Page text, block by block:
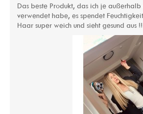
Das beste Produkt, das ich je außerhalb
verwendet habe, es spendet
Haar super weich und sieht gesund aus